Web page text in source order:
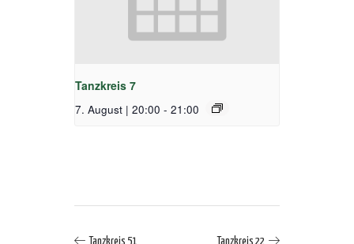
Tanzkreis 7
7. August | 20:00 - 21:00
Tanzkreis 51 Tanzkreis 22